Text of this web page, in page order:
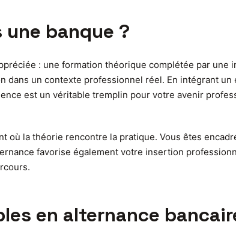
banque ?
: une formation théorique complétée par
un contexte professionnel réel. En intégrant
est un véritable tremplin pour votre avenir
où la théorie rencontre la pratique. Vous êtes
favorise également votre insertion
en alternance